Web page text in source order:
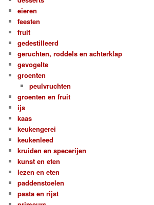
eieren
feesten
fruit
gedestilleerd
geruchten, roddels en achterklap
gevogelte
groenten
peulvruchten
groenten en fruit
ijs
kaas
keukengerei
keukenleed
kruiden en specerijen
kunst en eten
lezen en eten
paddenstoelen
pasta en rijst